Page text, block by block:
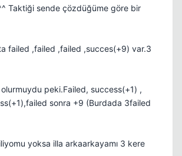
Taktiği sende çözdüğüme göre bir
failed ,failed ,failed ,succes(+9) var.3
peki.Failed, success(+1) ,
sonra +9 (Burdada 3failed
yoksa illa arkaarkayamı 3 kere